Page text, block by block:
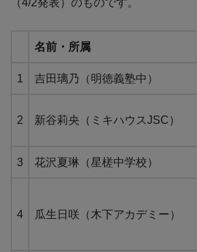
（4/2発表）のものです。
名前・所属
1 吉田璃乃（明徳義塾中）
2 新谷莉央（ミキハウスJSC）
3 花沢夏琳（星槎中学校）
4 瓜生日咲（木下アカデミー）